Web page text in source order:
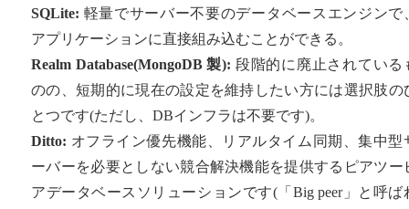
SQLite: 軽量でサーバー不要のデータベースエンジンで
アプリケーションに直接組み込むことができる。
Realm Database(MongoDB 製): 段階的に廃止されている
のの、短期的に現在の設定を維持したい方には選択肢の
とつです(ただし、DBインフラは不要です)。
Ditto: オフライン優先機能、リアルタイム同期、集中型
ーバーを必要としない競合解決機能を提供するピアツー
アデータベースソリューションです(「Big peer」と呼ば